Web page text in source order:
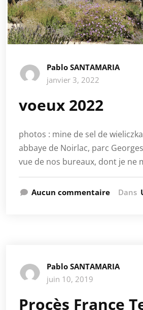
Pablo SANTAMARIA
janvier 3, 2022
voeux 2022
photos : mine de sel de
abbaye de Noirlac, parc
vue de nos bureaux, dont je ne
Aucun commentaire Dans
Pablo SANTAMARIA
juin 10, 2019
Procès France